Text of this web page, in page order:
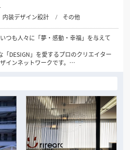
内装デザイン設計 その他
つも人々に「夢・感動・幸福」を与えて
「DESIGN」を愛するプロのクリエイター
インネットワークです。
り一貫して“人々にデザインを通して幸
念頭に「愛のあるDESIGN」を数多くの
。
は一層加速し本質の見極めが困難となる
的確に捉えながらもけっして流されるこ
らに追求してまいります。